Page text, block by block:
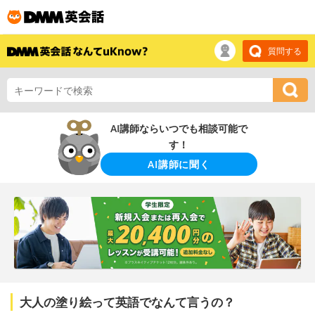
質問する
AI講師ならいつでも相談可能で
す！
AI講師に聞く
大人の塗り絵って英語でなんて言うの？